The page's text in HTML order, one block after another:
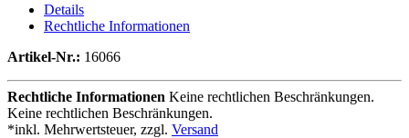
Details
Rechtliche Informationen
Artikel-Nr.: 16066
Rechtliche Informationen Keine rechtlichen Beschränkungen.
Keine rechtlichen Beschränkungen.
*inkl. Mehrwertsteuer, zzgl. Versand